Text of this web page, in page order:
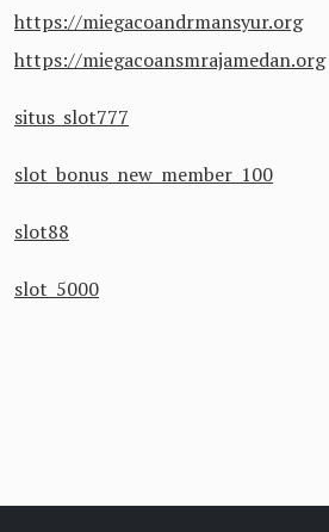
https://miegacoandrmansyur.org
https://miegacoansmrajamedan.org
situs slot777
slot bonus new member 100
slot88
slot 5000